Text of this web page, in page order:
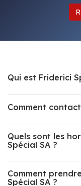
Qui est Friderici
Comment
Quels sont les
Spécial SA ?
Comment
Spécial SA ?